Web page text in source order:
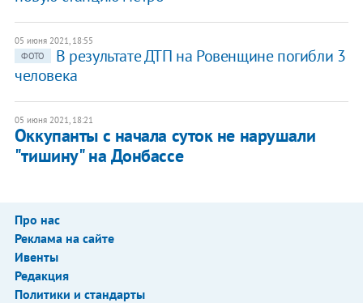
05 июня 2021, 18:55
ФОТО
В результате ДТП на Ровенщине погибли 3
человека
05 июня 2021, 18:21
Оккупанты с начала суток не нарушали
"тишину" на Донбассе
Про нас
Реклама на сайте
Ивенты
Редакция
Политики и стандарты